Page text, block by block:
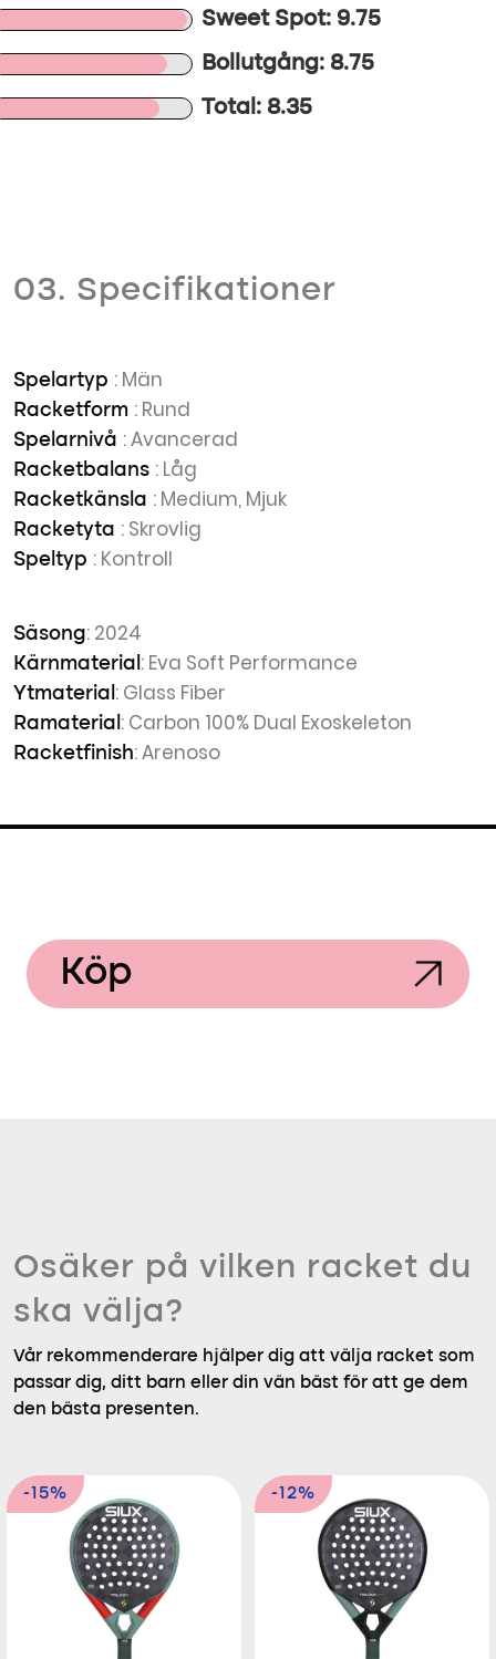
Sweet Spot: 9.75
Bollutgång: 8.75
Total: 8.35
03. Specifikationer
Spelartyp : Män
Racketform : Rund
Spelarnivå : Avancerad
Racketbalans : Låg
Racketkänsla : Medium, Mjuk
Racketyta : Skrovlig
Speltyp : Kontroll
Säsong: 2024
Kärnmaterial : Eva Soft Performance
Ytmaterial : Glass Fiber
Ramaterial : Carbon 100% Dual Exoskeleton
Racketfinish: Arenoso
Köp
Osäker på vilken racket du
ska välja?
Vår rekommenderare hjälper dig att välja racket som
passar dig, ditt barn eller din vän bäst för att ge dem
den bästa presenten.
-15% -12%